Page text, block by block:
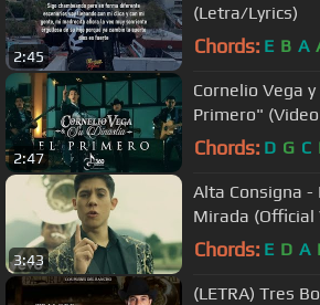
2:45
(Letra/Lyrics)
Chords: E B A
2:47
Cornelio Vega
Primero"
Chords: D G C
3:43
Alta Consigna -
Mirada (Official
Chords: E D A
(LETRA) Tres